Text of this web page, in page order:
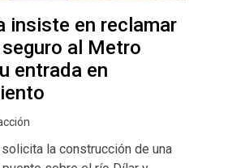
insiste en reclamar
al Metro
entrada en
la construcción de una